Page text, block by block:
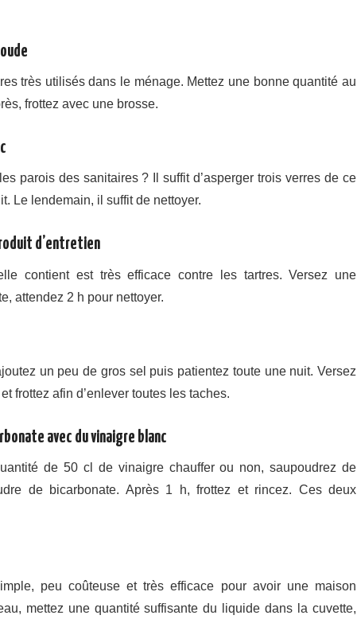
très utilisés dans le ménage. Mettez une bonne quantité au
frottez avec une brosse.
parois des sanitaires ? Il suffit d’asperger trois verres de ce
Le lendemain, il suffit de nettoyer.
d’entretien
contient est très efficace contre les tartres. Versez une
attendez 2 h pour nettoyer.
un peu de gros sel puis patientez toute une nuit. Versez
frottez afin d’enlever toutes les taches.
avec du vinaigre blanc
de 50 cl de vinaigre chauffer ou non, saupoudrez de
de bicarbonate. Après 1 h, frottez et rincez. Ces deux
peu coûteuse et très efficace pour avoir une maison
mettez une quantité suffisante du liquide dans la cuvette,